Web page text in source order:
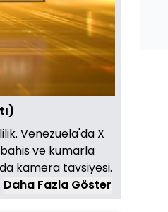
Venezuela'da X
bahis ve kumarla
kamera tavsiyesi.
Daha Fazla Göster